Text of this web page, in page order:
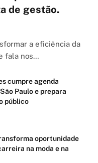
de gestão.
a eficiência da
fala nos…
cumpre agenda
Paulo e prepara
público
oportunidade
na moda e na